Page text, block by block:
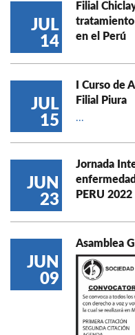
JUL
14
Filial
tratamiento
en el Perú
JUL
15
I Curso de
Filial Piura
...
JUN
23
Jornada
PERU 2022
JUN
09
Asamblea